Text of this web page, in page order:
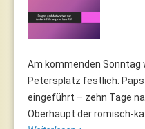
Am kommenden Sonntag
Petersplatz festlich:
eingeführt – zehn Tage
Oberhaupt der römisch-